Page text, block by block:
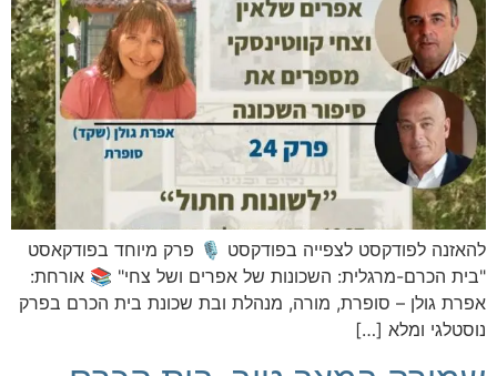
להאזנה לפודקסט לצפייה בפודקסט 🎙️ פרק מיוחד בפודקאסט
"בית הכרם-מרגלית: השכונות של אפרים ושל צחי" 📚 אורחת:
אפרת גולן – סופרת, מורה, מנהלת ובת שכונת בית הכרם בפרק
נוסטלגי ומלא […]